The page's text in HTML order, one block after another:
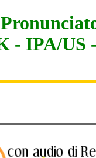
- IPA/US